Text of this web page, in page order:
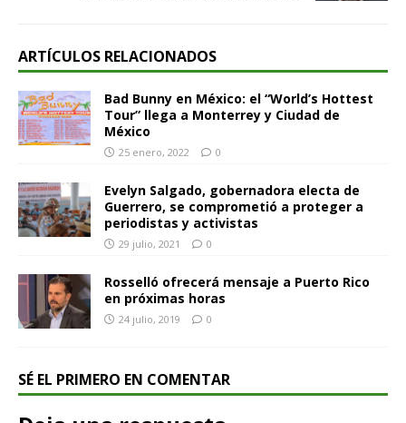
ARTÍCULOS RELACIONADOS
Bad Bunny en México: el “World’s Hottest
Tour” llega a Monterrey y Ciudad de
México
25 enero, 2022 0
Evelyn Salgado, gobernadora electa de
Guerrero, se comprometió a proteger a
periodistas y activistas
29 julio, 2021 0
Rosselló ofrecerá mensaje a Puerto Rico
en próximas horas
24 julio, 2019 0
SÉ EL PRIMERO EN COMENTAR